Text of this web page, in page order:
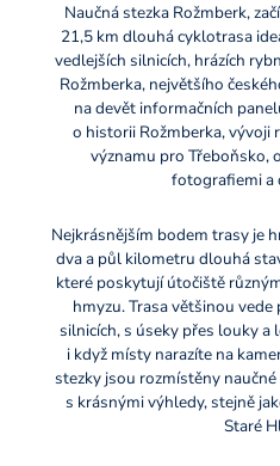
Naučná stezka Rožmberk,
21,5 km dlouhá cyklotrasa
vedlejších silnicích, hrázích
Rožmberka, největšího
na devět informačních
o historii Rožmberka, vývoji
významu pro Třeboňsko,
fotografiemi a
Nejkrásnějším bodem trasy je
dva a půl kilometru dlouhá
které poskytují útočiště
hmyzu. Trasa většinou
silnicích, s úseky přes louky a
i když místy narazíte na
stezky jsou rozmístěny
s krásnými výhledy, stejně
Staré